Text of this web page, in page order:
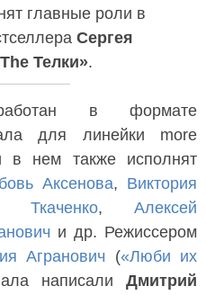
главные роли в
Сергея
Телки».
в формате
для линейки more
в нем также исполнят
Аксенова, Виктория
Ткаченко,Алексей
и др. Режиссером
Агранович («Люби их
написали Дмитрий